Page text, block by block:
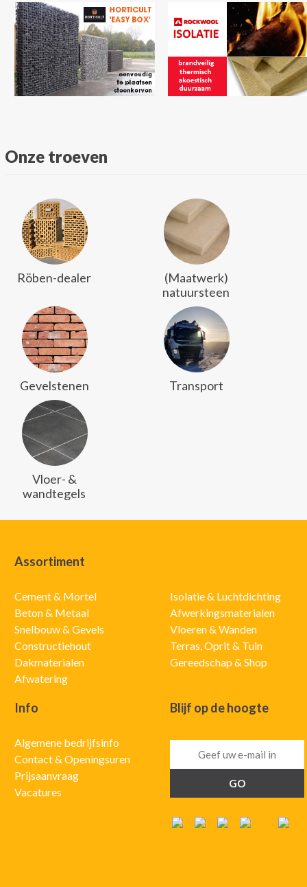
Onze troeven
Röben-dealer
(Maatwerk)
natuursteen
Gevelstenen Transport
Vloer- &
wandtegels
Assortiment
Cement & Mortel
Beton & Metaal
Snelbouw & Gevels
Constructiehout
Dakmaterialen
Afwatering
Isolatie & Luchtdichting
Afwerkingsmaterialen
Vloeren & Wanden
Terras, Oprit & Tuin
Gereedschap & Shop
Info
Algemene bedrijfsinfo
Contact & Openingsuren
Prijsaanvraag
Vacatures
Blijf op de hoogte